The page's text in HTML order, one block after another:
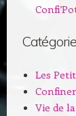
Les
Vie de